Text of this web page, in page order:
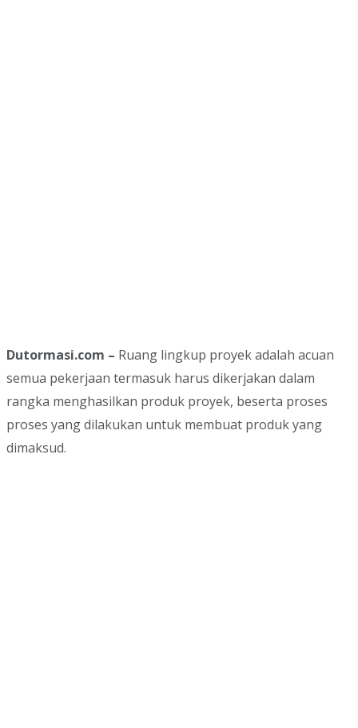
Dutormasi.com – Ruang lingkup proyek adalah acuan
semua pekerjaan termasuk harus dikerjakan dalam
rangka menghasilkan produk proyek, beserta proses
proses yang dilakukan untuk membuat produk yang
dimaksud.